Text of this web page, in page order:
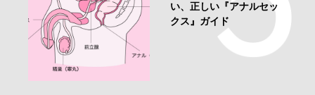
い、正しい『アナルセッ
クス』ガイド